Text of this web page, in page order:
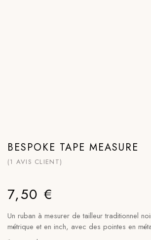
BESPOKE TAPE MEASURE
(1 AVIS CLIENT)
7,50 €
Un ruban à mesurer de tailleur traditionnel
métrique et en inch, avec des pointes en